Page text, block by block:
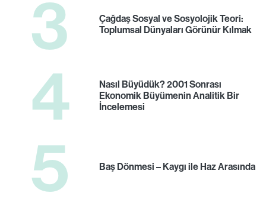
3
Çağdaş Sosyal ve Sosyolojik Teori:
Toplumsal Dünyaları Görünür Kılmak
4
Nasıl Büyüdük? 2001 Sonrası
Ekonomik Büyümenin Analitik Bir
İncelemesi
5 Baş Dönmesi – Kaygı ile Haz Arasında